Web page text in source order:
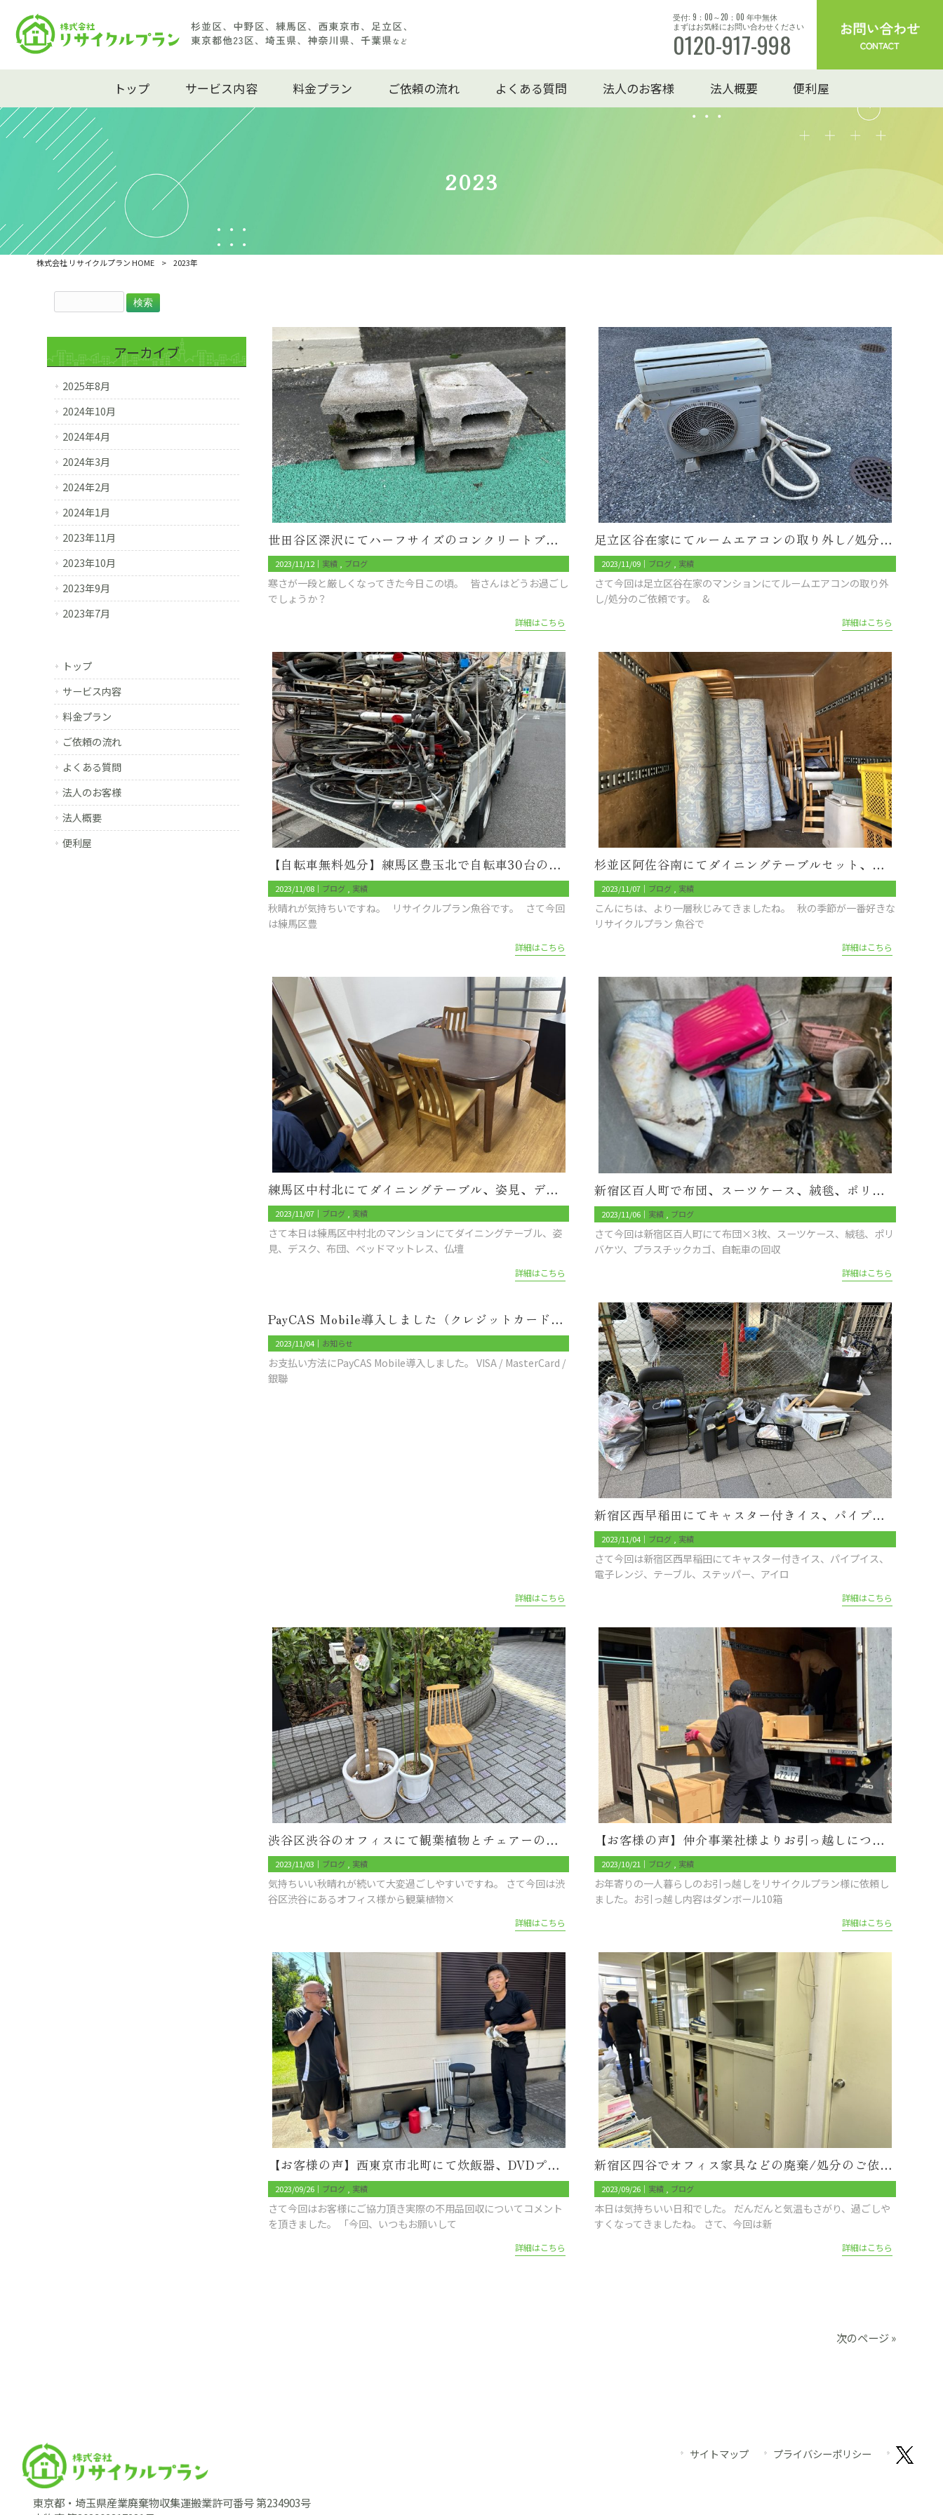
受付: 9：00～20：00 年中無休
まずはお気軽にお問い合わせください
0120-917-998
トップ サービス内容 料金プラン ご依頼の流れ よくある質問 法人のお客様 法人概要 便利屋
2023
株式会社 リサイクルプラン HOME > 2023年
世田谷区深沢にてハーフサイズのコンクリートブロック×4個の回収
2023/11/12｜ 実績 ブログ
寒さが一段と厳しくなってきた今日この頃。 皆さんはどうお過ごし
でしょうか？
詳細はこちら
足立区谷在家にてルームエアコンの取り外し/処分のご依頼
2023/11/09｜ ブログ 実績
さて今回は足立区谷在家のマンションにてルームエアコンの取り外
し/処分のご依頼です。 &
詳細はこちら
【自転車無料処分】練馬区豊玉北で自転車30台の回収/処分のご依頼【出張料無料】
2023/11/08｜ ブログ 実績
秋晴れが気持ちいですね。 リサイクルプラン魚谷です。 さて今回
は練馬区豊
詳細はこちら
杉並区阿佐谷南にてダイニングテーブルセット、座卓、応接セット、金庫、収納棚、ソファなどの回収
2023/11/07｜ ブログ 実績
こんにちは、より一層秋じみてきましたね。 秋の季節が一番好きな
リサイクルプラン 魚谷で
詳細はこちら
練馬区中村北にてダイニングテーブル、姿見、デスク、布団、ベッドマットレス、仏壇、テレビ台などを回収
2023/11/07｜ ブログ 実績
さて本日は練馬区中村北のマンションにてダイニングテーブル、姿
見、デスク、布団、ベッドマットレス、仏壇
詳細はこちら
新宿区百人町で布団、スーツケース、絨毯、ポリバケツ、自転車の回収をしました
2023/11/06｜ 実績 ブログ
さて今回は新宿区百人町にて布団×3枚、スーツケース、絨毯、ポリ
バケツ、プラスチックカゴ、自転車の回収
詳細はこちら
PayCAS Mobile導入しました（クレジットカード、QRコード決済に対応）
2023/11/04｜ お知らせ
お支払い方法にPayCAS Mobile導入しました。 VISA / MasterCard /
銀聯
詳細はこちら
新宿区西早稲田にてキャスター付きイス、パイプイス、電子レンジ、テーブル、ステッパー、アイロン、トースター、ドライヤーなどを回収
2023/11/04｜ ブログ 実績
さて今回は新宿区西早稲田にてキャスター付きイス、パイプイス、
電子レンジ、テーブル、ステッパー、アイロ
詳細はこちら
渋谷区渋谷のオフィスにて観葉植物とチェアーの回収
2023/11/03｜ ブログ 実績
気持ちいい秋晴れが続いて大変過ごしやすいですね。 さて今回は渋
谷区渋谷にあるオフィス様から観葉植物×
詳細はこちら
【お客様の声】仲介事業社様よりお引っ越しについて
2023/10/21｜ ブログ 実績
お年寄りの一人暮らしのお引っ越しをリサイクルプラン様に依頼し
ました。お引っ越し内容はダンボール10箱
詳細はこちら
【お客様の声】西東京市北町にて炊飯器、DVDプレーヤー、液晶テレビ、突っ張り棚、電気ケトル、パイプイスを回収
2023/09/26｜ ブログ 実績
さて今回はお客様にご協力頂き実際の不用品回収についてコメント
を頂きました。 「今回、いつもお願いして
詳細はこちら
新宿区四谷でオフィス家具などの廃棄/処分のご依頼でした
2023/09/26｜ 実績 ブログ
本日は気持ちいい日和でした。 だんだんと気温もさがり、過ごしや
すくなってきましたね。 さて、今回は新
詳細はこちら
次のページ »
アーカイブ
2025年8月
2024年10月
2024年4月
2024年3月
2024年2月
2024年1月
2023年11月
2023年10月
2023年9月
2023年7月
トップ
サービス内容
料金プラン
ご依頼の流れ
よくある質問
法人のお客様
法人概要
便利屋
サイトマップ プライバシーポリシー
東京都・埼玉県産業廃棄物収集運搬業許可番号 第234903号